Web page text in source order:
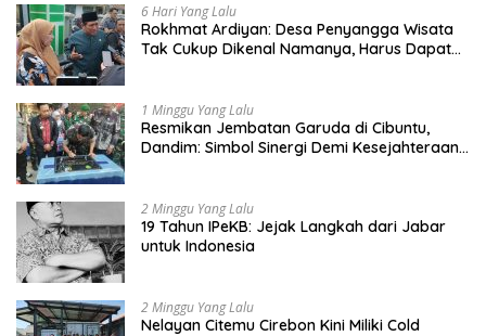
6 Hari Yang Lalu
Rokhmat Ardiyan: Desa Penyangga Wisata
Tak Cukup Dikenal Namanya, Harus Dapat
1 Minggu Yang Lalu
Resmikan Jembatan Garuda di Cibuntu,
Dandim: Simbol Sinergi Demi Kesejahteraan
2 Minggu Yang Lalu
19 Tahun IPeKB: Jejak Langkah dari Jabar
untuk Indonesia
2 Minggu Yang Lalu
Nelayan Citemu Cirebon Kini Miliki Cold